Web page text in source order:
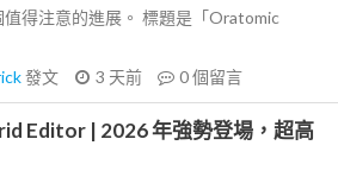
得注意的進展。 標題是「Oratomic
發文 3 天前 0個留言
Editor | 2026 年強勢登場，超高